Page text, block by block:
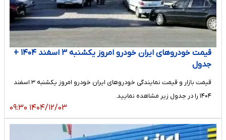
قیمت خودرو‌های ایران خودرو امروز یکشنبه ۳ اسفند ۱۴۰۴ +
جدول
قیمت بازار و قیمت نمایندگی خودرو‌های ایران خودرو امروز یکشنبه ۳ اسفند
۱۴۰۴ را در جدول زیر مشاهده نمایید.
۱۴۰۴/۱۲/۰۳ ۰۹:۳۰